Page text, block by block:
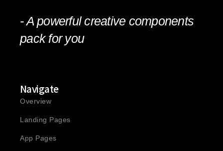
- A powerful creative components
pack for you
Navigate
Overview
Landing Pages
App Pages